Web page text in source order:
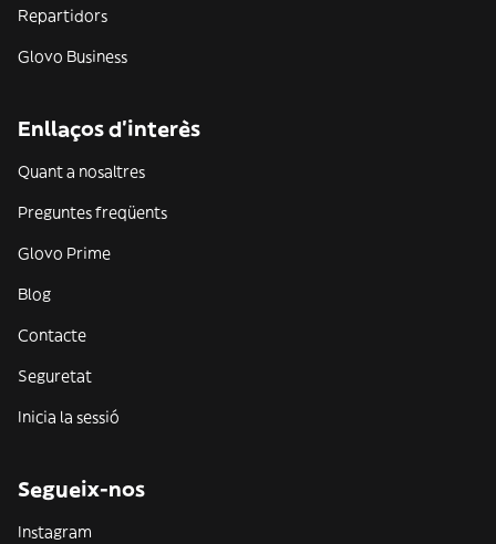
Repartidors
Glovo Business
Enllaços d'interès
Quant a nosaltres
Preguntes freqüents
Glovo Prime
Blog
Contacte
Seguretat
Inicia la sessió
Segueix-nos
Instagram